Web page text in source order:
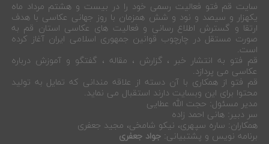
سایت قم فتو فعالیت رسمی خود را در بیست و هشتم مرداد ماه
یکهزار و سیصد و نود و شش همزمان با روز جهانی عکاسی با هدف
ارتقا و گسترش اطلاع رسانی و فعالیت های عکاسی استان قم به
صورت مستقل در چارچوب قوانین جمهوری اسلامی ایران آغاز کرده
است.
قم فتو به انتشار خبر ، گزارش ، مقاله ، گفتگو و آموزش درباره
عکاسی می پردازد.
قم فتو از همکاری با آن دسته از علاقه مندانی که تمایل به تولید
محتوا برای این وبسایت دارند استقبال می نماید.
مدیر مسئول: حجت الله عطایی
سر دبیر: هانی احمد زاده
همکاران: ساره سپهری، نیکو شامخی، مجید جعفری
برنامه نویس و پشتبیانی: جواد جعفری